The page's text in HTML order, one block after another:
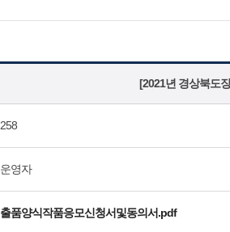
[2021년 경상북도
258
운영자
출품양식작품응모신청서및동의서.pdf